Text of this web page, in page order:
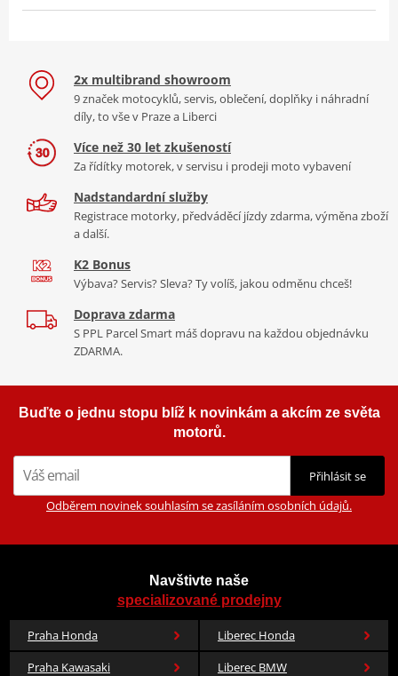
2x multibrand showroom
9 značek motocyklů, servis, oblečení, doplňky i náhradní
díly, to vše v Praze a Liberci
Více než 30 let zkušeností
Za řídítky motorek, v servisu i prodeji moto vybavení
Nadstandardní služby
Registrace motorky, předváděcí jízdy zdarma, výměna zboží
a další.
K2 Bonus
Výbava? Servis? Sleva? Ty volíš, jakou odměnu chceš!
Doprava zdarma
S PPL Parcel Smart máš dopravu na každou objednávku
ZDARMA.
Buďte o jednu stopu blíž k novinkám a akcím ze světa
motorů.
Přihlásit se
Odběrem novinek souhlasím se zasíláním osobních údajů.
Navštivte naše
specializované prodejny
Praha Honda
Liberec Honda
Praha Kawasaki
Liberec BMW